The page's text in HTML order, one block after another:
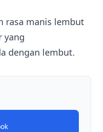
rasa manis lembut
yang
dengan lembut.